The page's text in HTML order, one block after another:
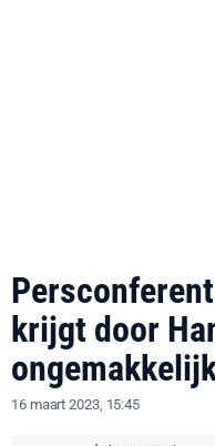
krijgt door
16 maart 2023, 15:45